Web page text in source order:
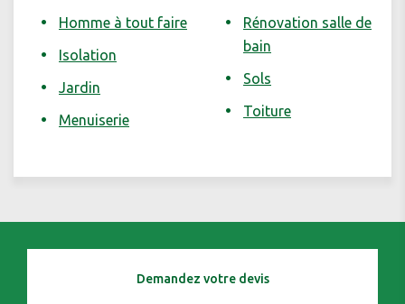
Homme à tout faire
Isolation
Jardin
Menuiserie
Rénovation salle de
bain
Sols
Toiture
Demandez votre devis